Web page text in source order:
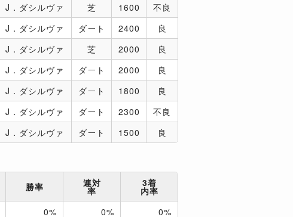
J．ダシルヴァ 芝 1600
不良
J．ダシルヴァ ダート 2400
良
J．ダシルヴァ 芝 2000
良
J．ダシルヴァ ダート 2000
良
J．ダシルヴァ ダート 1800
良
J．ダシルヴァ ダート 2300
不良
J．ダシルヴァ ダート 1500 良
勝率 連対
率
3着
内率
0% 0% 0%